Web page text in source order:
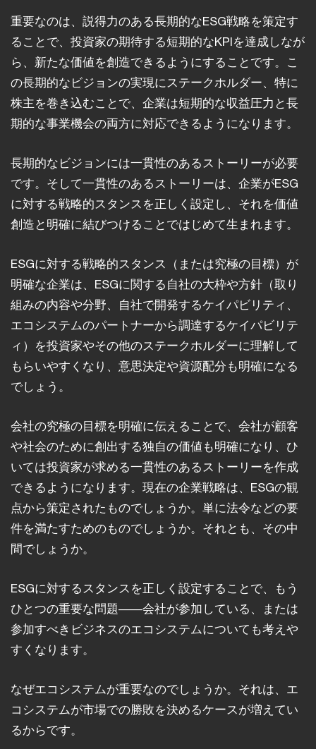
重要なのは、説得力のある長期的なESG戦略を策定す
ることで、投資家の期待する短期的なKPIを達成しなが
ら、新たな価値を創造できるようにすることです。こ
の長期的なビジョンの実現にステークホルダー、特に
株主を巻き込むことで、企業は短期的な収益圧力と長
期的な事業機会の両方に対応できるようになります。
長期的なビジョンには一貫性のあるストーリーが必要
です。そして一貫性のあるストーリーは、企業がESG
に対する戦略的スタンスを正しく設定し、それを価値
創造と明確に結びつけることではじめて生まれます。
ESGに対する戦略的スタンス（または究極の目標）が
明確な企業は、ESGに関する自社の大枠や方針（取り
組みの内容や分野、自社で開発するケイパビリティ、
エコシステムのパートナーから調達するケイパビリテ
ィ）を投資家やその他のステークホルダーに理解して
もらいやすくなり、意思決定や資源配分も明確になる
でしょう。
会社の究極の目標を明確に伝えることで、会社が顧客
や社会のために創出する独自の価値も明確になり、ひ
いては投資家が求める一貫性のあるストーリーを作成
できるようになります。現在の企業戦略は、ESGの観
点から策定されたものでしょうか。単に法令などの要
件を満たすためのものでしょうか。それとも、その中
間でしょうか。
ESGに対するスタンスを正しく設定することで、もう
ひとつの重要な問題――会社が参加している、または
参加すべきビジネスのエコシステムについても考えや
すくなります。
なぜエコシステムが重要なのでしょうか。それは、エ
コシステムが市場での勝敗を決めるケースが増えてい
るからです。